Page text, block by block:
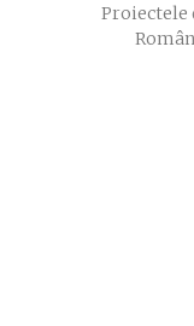
Proiectele